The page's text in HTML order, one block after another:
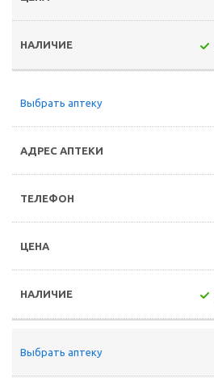
Выбрать аптеку
Выбрать аптеку